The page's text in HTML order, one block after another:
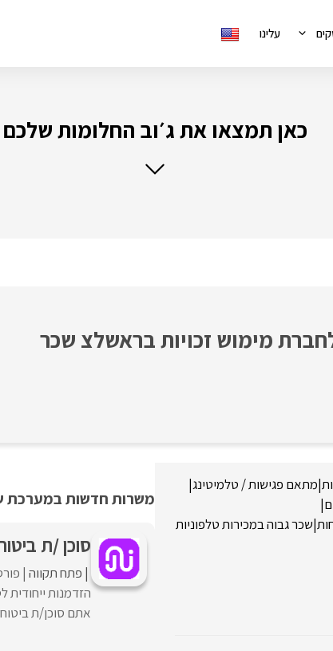
עלינו
כאן תמצאו את ג׳וב החלומות שלכם
מימוש זכויות בראשלצ שכר
|מתאם פגישות / טלמיטינג|
|
|שכר גבוה במכירות טלפוניות
משרות חדשות במערכת
סוכן /ת
פתח תקווה
הזדמנות
אתם סוכן/ת